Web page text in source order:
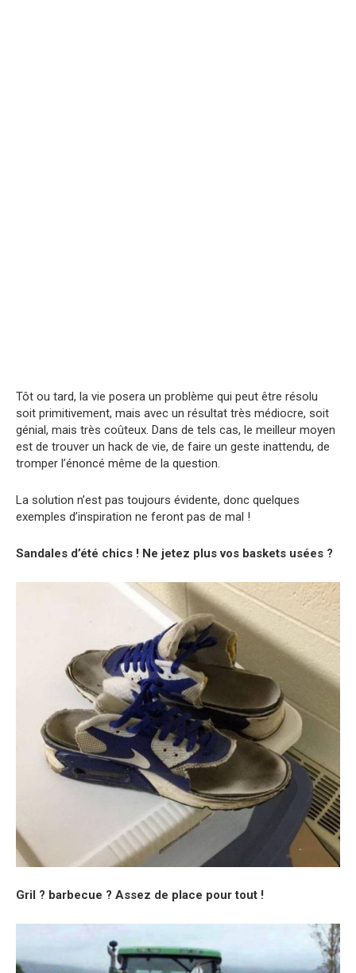
Tôt ou tard, la vie posera un problème qui peut être résolu
soit primitivement, mais avec un résultat très médiocre, soit
génial, mais très coûteux. Dans de tels cas, le meilleur moyen
est de trouver un hack de vie, de faire un geste inattendu, de
tromper l’énoncé même de la question.
La solution n’est pas toujours évidente, donc quelques
exemples d’inspiration ne feront pas de mal !
Sandales d’été chics ! Ne jetez plus vos baskets usées ?
Gril ? barbecue ? Assez de place pour tout !